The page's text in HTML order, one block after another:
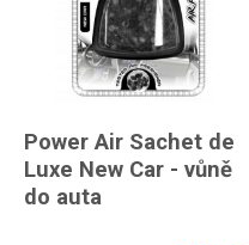
Power Air Sachet de
Luxe New Car - vůně
do auta